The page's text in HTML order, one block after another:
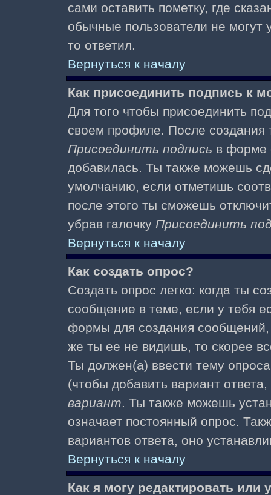
сами оставить пометку, где
обычные пользователи не могут
то ответил.
Вернуться к началу
Как присоединить подпись к
Для того чтобы присоединить
своем профиле. После создания
Присоединить подпись в форме
добавилась. Ты также можешь
умолчанию, если отметишь
после этого ты сможешь
убрав галочку Присоединить
Вернуться к началу
Как создать опрос?
Создать опрос легко: когда ты
сообщение в теме, если у тебя
формы для создания
же ты ее не видишь, то скорее
Ты должен(а) ввести тему
(чтобы добавить вариант
вариант. Ты также можешь
означает постоянный опрос.
вариантов ответа, оно
Вернуться к началу
Как я могу редактировать или